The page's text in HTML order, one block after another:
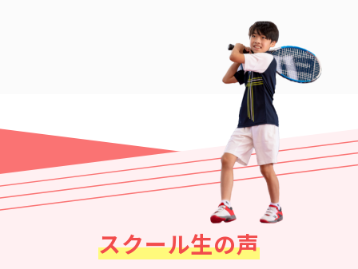
スクール生の声